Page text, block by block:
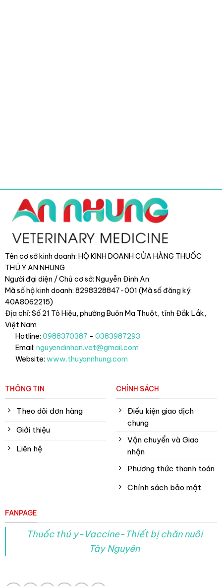
Tên cơ sở kinh doanh: HỘ KINH DOANH CỬA HÀNG THUỐC
THÚ Y AN NHUNG
Người đại diện / Chủ cơ sở: Nguyễn Đình An
Mã số hộ kinh doanh: 8298328847-001 (Mã số đăng ký:
40A8062215)
Địa chỉ: Số 21 Tô Hiệu, phường Buôn Ma Thuột, tỉnh Đắk Lắk,
Việt Nam
Hotline: 0988370387 - 0383987293
Email: nguyendinhan.vet@gmail.com
Website: www.thuyannhung.com
THÔNG TIN
Theo dõi đơn hàng
Giới thiệu
Liên hệ
CHÍNH SÁCH
Điều kiện giao dịch
chung
Vận chuyển và Giao
nhận
Phương thức thanh toán
Chính sách bảo mật
FANPAGE
Thuốc thú y-Vaccine-Thiết bị chăn nuôi
Tây Nguyên